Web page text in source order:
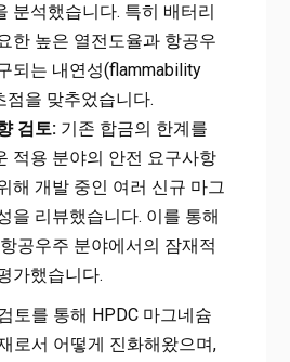
분석했습니다. 특히 배터리
한 높은 열전도율과 항공우
되는 내연성(flammability
을 맞추었습니다.
검토:기존 합금의 한계를
적용 분야의 안전 요구사항
해 개발 중인 여러 신규 마그
을 리뷰했습니다. 이를 통해
공우주 분야에서의 잠재적
가했습니다.
토를 통해 HPDC 마그네슘
로서 어떻게 진화해왔으며,